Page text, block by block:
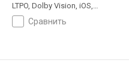
LTPO, Dolby Vision, iOS,
256 ГБ, ОЗУ 12 ГБ, LPDDR5,
мощный процессор, Apple
съемка 4K, стабилизация,
сравнить